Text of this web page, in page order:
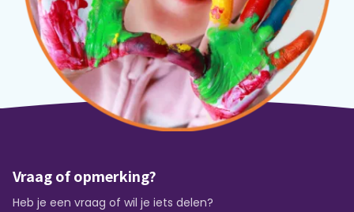
Vraag of opmerking?
Heb je een vraag of wil je iets delen?